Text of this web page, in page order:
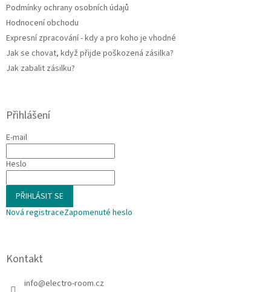
Podmínky ochrany osobních údajů
Hodnocení obchodu
Expresní zpracování - kdy a pro koho je vhodné
Jak se chovat, když přijde poškozená zásilka?
Jak zabalit zásilku?
Přihlášení
E-mail
Heslo
PŘIHLÁSIT SE
Nová registraceZapomenuté heslo
Kontakt
info@electro-room.cz